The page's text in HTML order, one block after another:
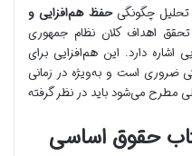
چگونگیحفظ هم‌افزایی و
اهداف کلان نظام جمهوری
اشاره دارد. این هم‌افزایی برای
ضروری است و به‌ویژه در زمانی
مطرح می‌شود باید در نظر گرفته
کلیدی فصل 3 کتاب حقوق اساسی